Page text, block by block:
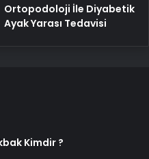
Ortopodoloji İle Diyabetik
Ayak Yarası Tedavisi
Kimdir ?